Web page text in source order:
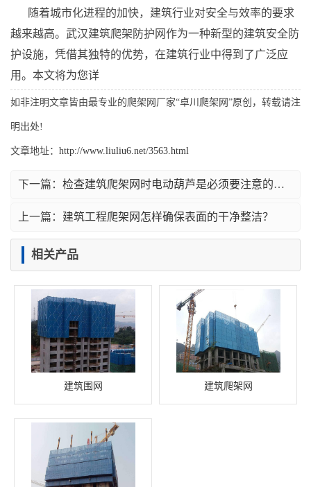
随着城市化进程的加快，建筑行业对安全与效率的要求
越来越高。武汉建筑爬架防护网作为一种新型的建筑安全防
护设施，凭借其独特的优势，在建筑行业中得到了广泛应
用。本文将为您详
如非注明文章皆由最专业的爬架网厂家“卓川爬架网”原创，转载请注
明出处!
文章地址： http://www.liuliu6.net/3563.html
下一篇： 检查建筑爬架网时电动葫芦是必须要注意的问题
上一篇： 建筑工程爬架网怎样确保表面的干净整洁？
相关产品
建筑围网 建筑爬架网